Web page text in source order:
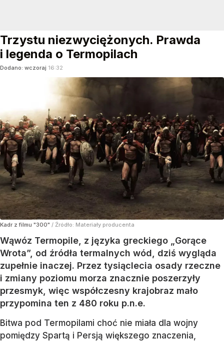
Trzystu niezwyciężonych. Prawda
i legenda o Termopilach
Dodano: wczoraj 16:32
Kadr z filmu "300" / Źródło: Materiały producenta
Wąwóz Termopile, z języka greckiego „Gorące
Wrota”, od źródła termalnych wód, dziś wygląda
zupełnie inaczej. Przez tysiąclecia osady rzeczne
i zmiany poziomu morza znacznie poszerzyły
przesmyk, więc współczesny krajobraz mało
przypomina ten z 480 roku p.n.e.
Bitwa pod Termopilami choć nie miała dla wojny
pomiędzy Spartą i Persją większego znaczenia,